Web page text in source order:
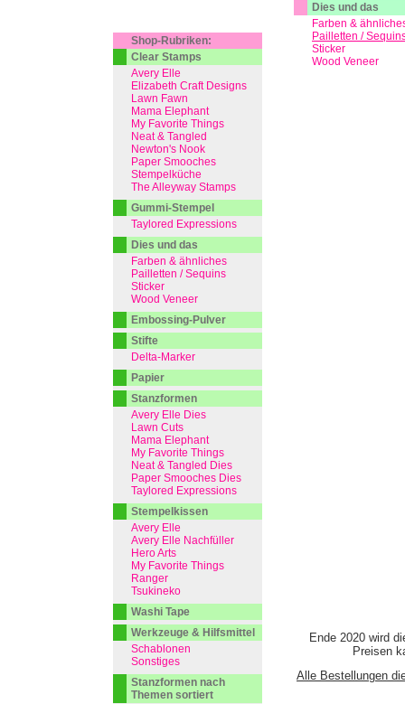
Dies und das
Farben &
Pailletten /
Sticker
Wood Veneer
Ende 2020 wird
Preisen
Alle Bestellungen
Shop-Rubriken:
Clear Stamps
Avery Elle
Elizabeth Craft Designs
Lawn Fawn
Mama Elephant
My Favorite Things
Neat & Tangled
Newton's Nook
Paper Smooches
Stempelküche
The Alleyway Stamps
Gummi-Stempel
Taylored Expressions
Dies und das
Farben & ähnliches
Pailletten / Sequins
Sticker
Wood Veneer
Embossing-Pulver
Stifte
Delta-Marker
Papier
Stanzformen
Avery Elle Dies
Lawn Cuts
Mama Elephant
My Favorite Things
Neat & Tangled Dies
Paper Smooches Dies
Taylored Expressions
Stempelkissen
Avery Elle
Avery Elle Nachfüller
Hero Arts
My Favorite Things
Ranger
Tsukineko
Washi Tape
Werkzeuge & Hilfsmittel
Schablonen
Sonstiges
Stanzformen nach
Themen sortiert